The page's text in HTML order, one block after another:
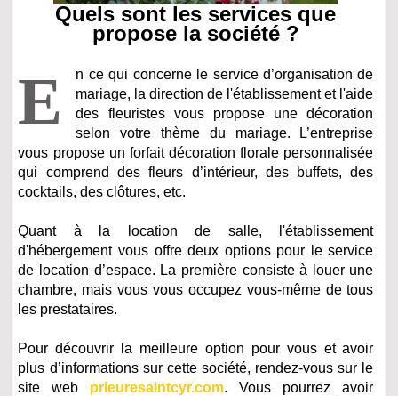
Quels sont les services que
propose la société ?
E
n ce qui concerne le service d’organisation de
mariage, la direction de l'établissement et l'aide
des fleuristes vous propose une décoration
selon votre thème du mariage. L’entreprise
vous propose un forfait décoration florale personnalisée
qui comprend des fleurs d’intérieur, des buffets, des
cocktails, des clôtures, etc.
Quant à la location de salle, l'établissement
d'hébergement vous offre deux options pour le service
de location d’espace. La première consiste à louer une
chambre, mais vous vous occupez vous-même de tous
les prestataires.
Pour découvrir la meilleure option pour vous et avoir
plus d’informations sur cette société, rendez-vous sur le
site web prieuresaintcyr.com. Vous pourrez avoir